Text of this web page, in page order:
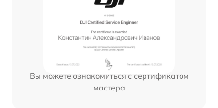
Вы можете ознакомиться с сертификатом
мастера